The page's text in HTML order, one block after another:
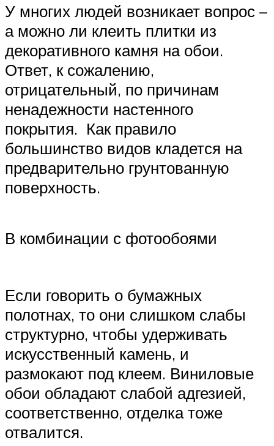
У многих людей возникает вопрос –
а можно ли клеить плитки из
декоративного камня на обои.
Ответ, к сожалению,
отрицательный, по причинам
ненадежности настенного
покрытия. Как правило
большинство видов кладется на
предварительно грунтованную
поверхность.
В комбинации с фотообоями
Если говорить о бумажных
полотнах, то они слишком слабы
структурно, чтобы удерживать
искусственный камень, и
размокают под клеем. Виниловые
обои обладают слабой адгезией,
соответственно, отделка тоже
отвалится.